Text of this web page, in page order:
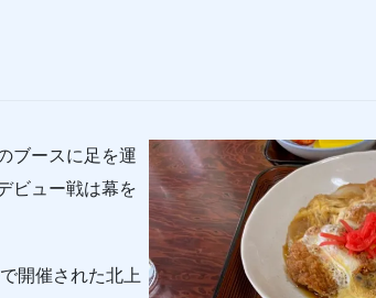
ブースに足を運
ビュー戦は幕を
開催された北上